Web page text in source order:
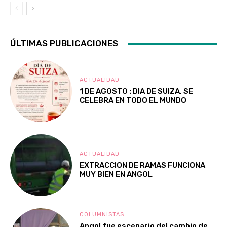
ÚLTIMAS PUBLICACIONES
ACTUALIDAD
1 DE AGOSTO : DIA DE SUIZA, SE
CELEBRA EN TODO EL MUNDO
ACTUALIDAD
EXTRACCION DE RAMAS FUNCIONA
MUY BIEN EN ANGOL
COLUMNISTAS